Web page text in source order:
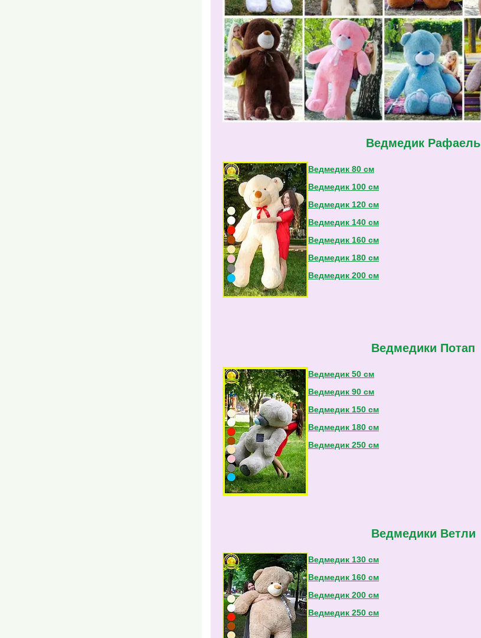
Ведмедик Рафаель
Ведмедик 80 см
Ведмедик 100 см
Ведмедик 120 см
Ведмедик 140 см
Ведмедик 160 см
Ведмедик 180 см
Ведмедик 200 см
Ведмедики Потап
Ведмедик 50 см
Ведмедик 90 см
Ведмедик 150 см
Ведмедик 180 см
Ведмедик 250 см
Ведмедики Ветли
Ведмедик 130 см
Ведмедик 160 см
Ведмедик 200 см
Ведмедик 250 см